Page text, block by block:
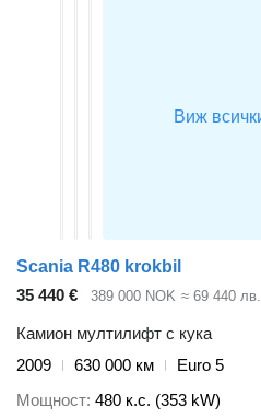
Scania R480 krokbil
35 440 €
389 000 NOK ≈ 69 440 лв.
Камион мултилифт с кука
2009
630 000 км
Euro 5
Мощност 480 к.с. (353 kW)